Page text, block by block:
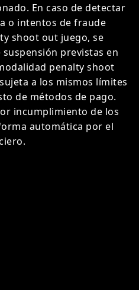
En caso de detectar
o intentos de fraude
shoot out juego, se
previstas en
penalty shoot
a los mismos límites
de métodos de pago.
incumplimiento de los
automática por el